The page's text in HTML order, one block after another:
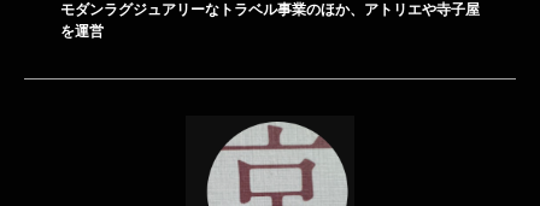
モダンラグジュアリーなトラベル事業のほか、アトリエや寺子屋
を運営